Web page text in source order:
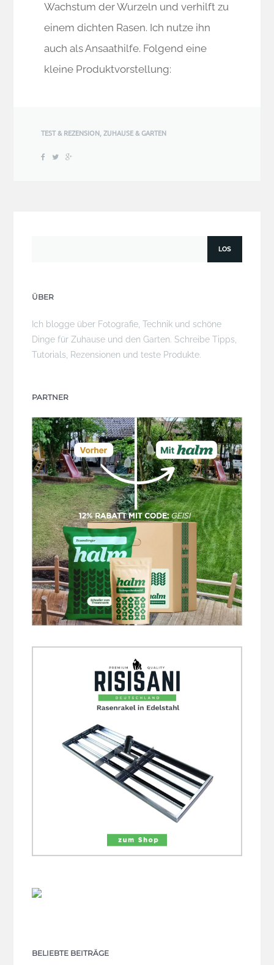
Wachstum der Wurzeln und verhilft zu
einem dichten Rasen. Ich nutze ihn
auch als Ansaathilfe. Folgend eine
kleine Produktvorstellung:
TEST & REZENSION,ZUHAUSE & GARTEN
ÜBER
Ich blogge über Fotografie, Technik und schöne
Dinge für Zuhause und den Garten. Schreibe Tipps,
Tutorials, Rezensionen und teste Produkte.
PARTNER
BELIEBTE BEITRÄGE